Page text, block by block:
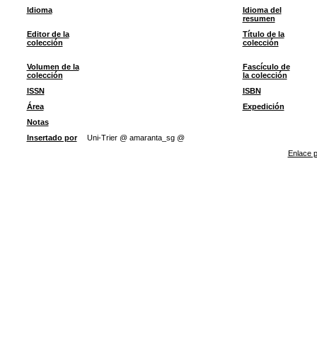
Idioma
Idioma del
resumen
Editor de la
colección
Título de la
colección
Volumen de la
colección
Fascículo de
la colección
ISSN
ISBN
Área
Expedición
Notas
Insertado por
Uni-Trier @ amaranta_sg @
Enlace